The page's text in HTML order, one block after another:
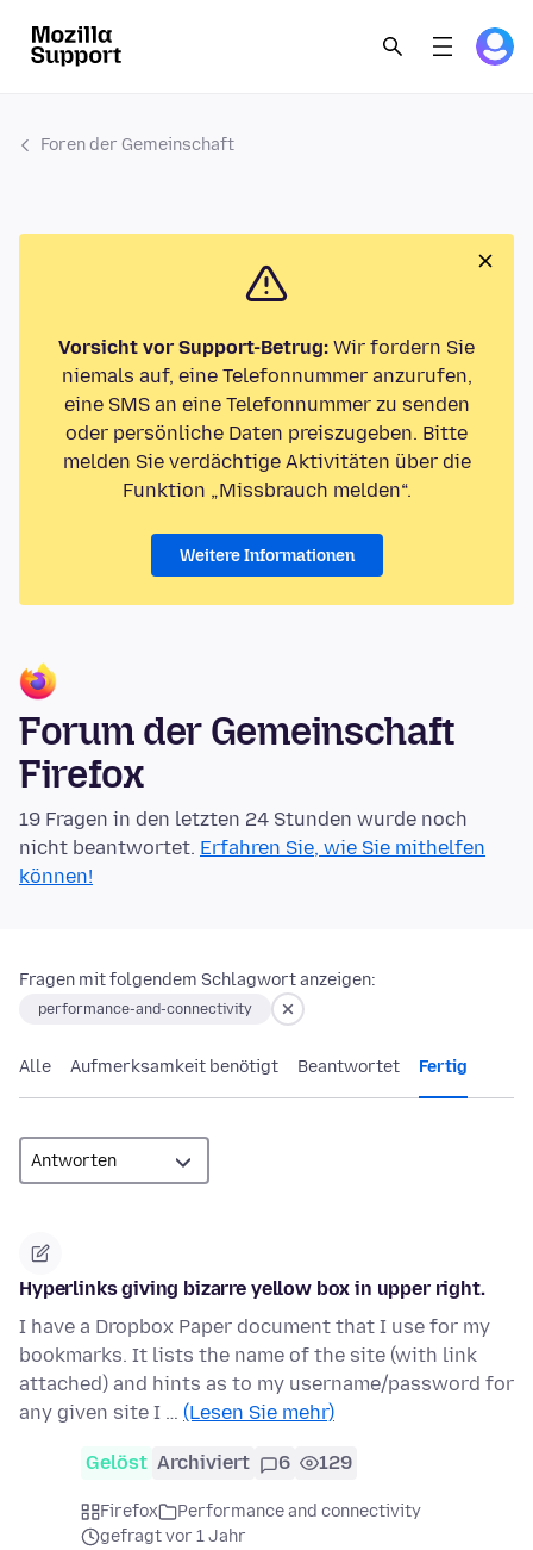
Foren der Gemeinschaft
Vorsicht vor Support-Betrug: Wir fordern Sie
niemals auf, eine Telefonnummer anzurufen,
eine SMS an eine Telefonnummer zu senden
oder persönliche Daten preiszugeben. Bitte
melden Sie verdächtige Aktivitäten über die
Funktion „Missbrauch melden“.
Weitere Informationen
Forum der Gemeinschaft
Firefox
19 Fragen in den letzten 24 Stunden wurde noch
nicht beantwortet. Erfahren Sie, wie Sie mithelfen
können!
Fragen mit folgendem Schlagwort anzeigen:
performance-and-connectivity
Alle Aufmerksamkeit benötigt Beantwortet Fertig
Hyperlinks giving bizarre yellow box in upper right.
I have a Dropbox Paper document that I use for my
bookmarks. It lists the name of the site (with link
attached) and hints as to my username/password for
any given site I … (Lesen Sie mehr)
Gelöst Archiviert 6 129
Firefox
Performance and connectivity
gefragt vor 1 Jahr